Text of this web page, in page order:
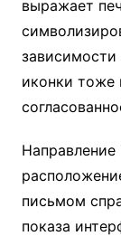
выражает
зависимости
иконки тоже
Направление
письмом
показа